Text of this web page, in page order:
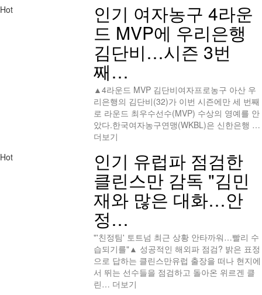
Hot
인기 여자농구 4라운
드 MVP에 우리은행
김단비…시즌 3번
째…
▲4라운드 MVP 김단비여자프로농구 아산 우
리은행의 김단비(32)가 이번 시즌에만 세 번째
로 라운드 최우수선수(MVP) 수상의 영예를 안
았다.한국여자농구연맹(WKBL)은 신한은행 …
더보기
Hot
인기 유럽파 점검한
클린스만 감독 "김민
재와 많은 대화…안
정…
"'친정팀' 토트넘 최근 상황 안타까워…빨리 수
습되기를"▲ 성공적인 해외파 점검? 밝은 표정
으로 답하는 클린스만유럽 출장을 떠나 현지에
서 뛰는 선수들을 점검하고 돌아온 위르겐 클
린… 더보기